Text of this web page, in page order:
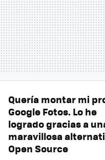
Quería montar mi
Google Fotos. Lo he
logrado gracias a
maravillosa
Open Source